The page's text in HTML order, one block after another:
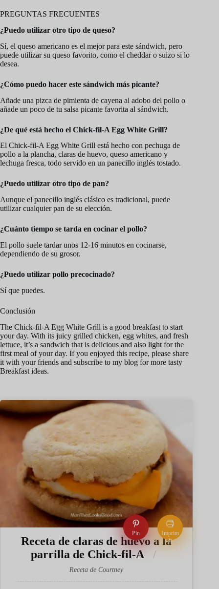
PREGUNTAS FRECUENTES
¿Puedo utilizar otro tipo de queso?
Sí, el queso americano es el mejor para este sándwich, pero
puede utilizar su queso favorito, como el cheddar o suizo si lo
desea.
¿Cómo puedo hacer este sándwich más picante?
Añade una pizca de pimienta de cayena al adobo del pollo o
añade un poco de tu salsa picante favorita al sándwich.
¿De qué está hecho el Chick-fil-A Egg White Grill?
El Chick-fil-A Egg White Grill está hecho con pechuga de
pollo a la plancha, claras de huevo, queso americano y
lechuga fresca, todo servido en un panecillo inglés tostado.
¿Puedo utilizar otro tipo de pan?
Aunque el panecillo inglés clásico es tradicional, puede
utilizar cualquier pan de su elección.
¿Cuánto tiempo se tarda en cocinar el pollo?
El pollo suele tardar unos 12-16 minutos en cocinarse,
dependiendo de su grosor.
¿Puedo utilizar pollo precocinado?
Sí que puedes.
Conclusión
The Chick-fil-A Egg White Grill is a good breakfast to start
your day. With its juicy grilled chicken, egg whites, and fresh
lettuce, it’s a sandwich that is delicious and also light for the
first meal of your day. If you enjoyed this recipe, please share
it with your friends and subscribe to my blog for more tasty
Breakfast ideas.
Pin
Imprim
ir
Receta de claras de huevo a la
parrilla de Chick-fil-A
Receta de Courtney